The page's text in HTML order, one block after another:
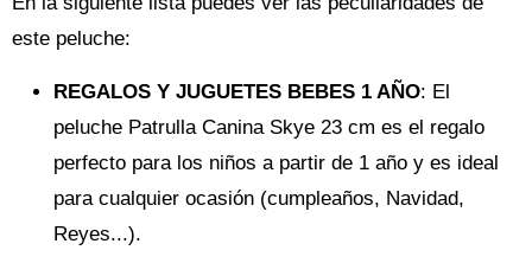
este peluche:
REGALOS Y JUGUETES BEBES 1 AÑO: El
peluche Patrulla Canina Skye 23 cm es el regalo
perfecto para los niños a partir de 1 año y es ideal
para cualquier ocasión (cumpleaños, Navidad,
Reyes...).